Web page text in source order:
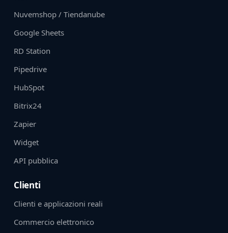
Nuvemshop / Tiendanube
Google Sheets
RD Station
Pipedrive
HubSpot
Bitrix24
Zapier
Widget
API pubblica
Clienti
Clienti e applicazioni reali
Commercio elettronico